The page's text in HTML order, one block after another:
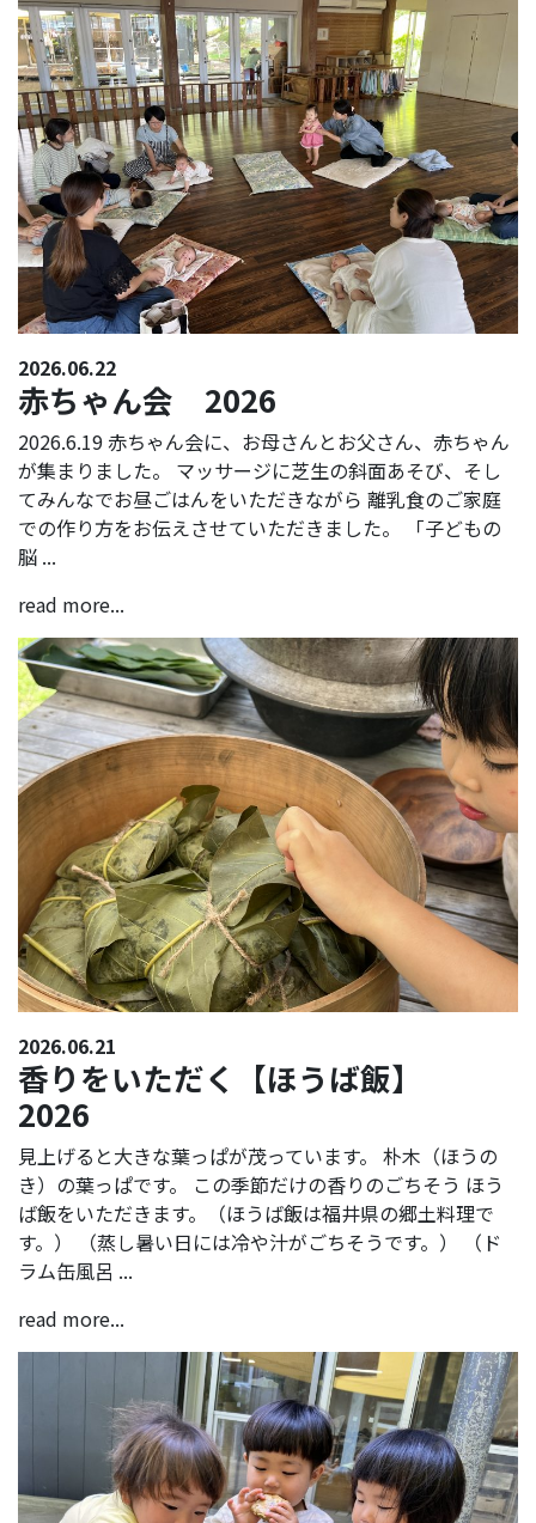
2026.06.22
赤ちゃん会 2026
2026.6.19 赤ちゃん会に、お母さんとお父さん、赤ちゃん
が集まりました。 マッサージに芝生の斜面あそび、そし
てみんなでお昼ごはんをいただきながら 離乳食のご家庭
での作り方をお伝えさせていただきました。 「子どもの
脳 ...
read more...
2026.06.21
香りをいただく【ほうば飯】
2026
見上げると大きな葉っぱが茂っています。 朴木（ほうの
き）の葉っぱです。 この季節だけの香りのごちそう ほう
ば飯をいただきます。（ほうば飯は福井県の郷土料理で
す。） （蒸し暑い日には冷や汁がごちそうです。） （ド
ラム缶風呂 ...
read more...